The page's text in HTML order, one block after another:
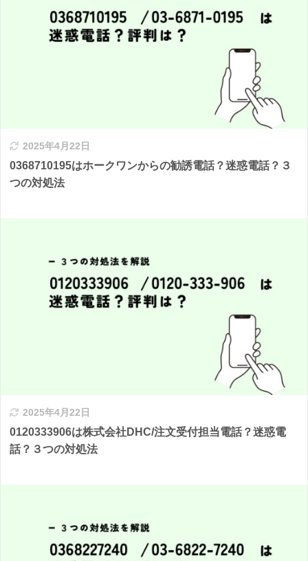
2025年4月22日
0368710195はホークワンからの勧誘電話？迷惑電話？３
つの対処法
2025年4月22日
0120333906は株式会社DHC/注文受付担当電話？迷惑電
話？３つの対処法